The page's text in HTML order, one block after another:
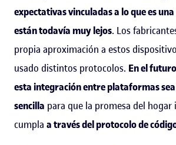
expectativas vinculadas a lo que es
están todavía muy lejos. Los
propia aproximación a estos
usado distintos protocolos. En el
esta integración entre plataformas
sencilla para que la promesa del
cumpla a través del protocolo de